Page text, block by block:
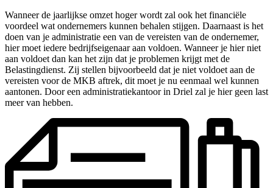
Wanneer de jaarlijkse omzet hoger wordt zal ook het financiële
voordeel wat ondernemers kunnen behalen stijgen. Daarnaast is het
doen van je administratie een van de vereisten van de ondernemer,
hier moet iedere bedrijfseigenaar aan voldoen. Wanneer je hier niet
aan voldoet dan kan het zijn dat je problemen krijgt met de
Belastingdienst. Zij stellen bijvoorbeeld dat je niet voldoet aan de
vereisten voor de MKB aftrek, dit moet je nu eenmaal wel kunnen
aantonen. Door een administratiekantoor in Driel zal je hier geen last
meer van hebben.